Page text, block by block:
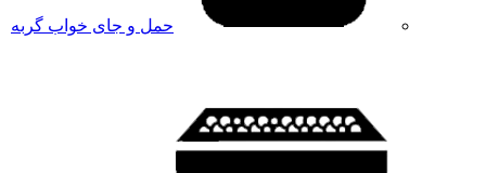
حمل و جای خواب گربه